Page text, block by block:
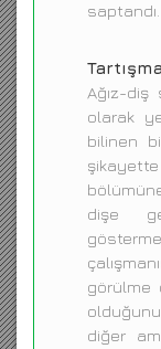
saptandı.
Tartışma
Ağız-diş
olarak
bilinen
dişe
görülme
diğer